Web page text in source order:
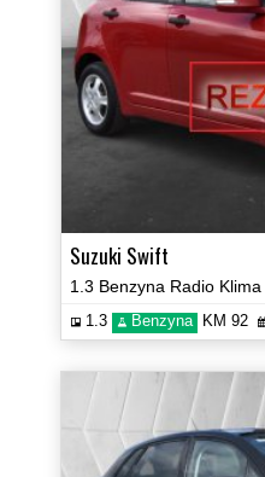
Suzuki Swift
1.3 Benzyna KM 92